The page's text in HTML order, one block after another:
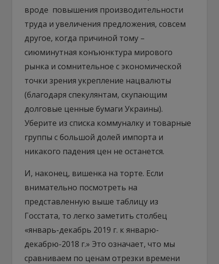
вроде повышения производительности
труда и увеличения предложения, совсем
другое, когда причиной тому –
сиюминутная конъюнктура мирового
рынка и сомнительное с экономической
точки зрения укрепление нацвалюты
(благодаря спекулянтам, скупающим
долговые ценные бумаги Украины).
Уберите из списка коммуналку и товарные
группы с большой долей импорта и
никакого падения цен не останется.
И, наконец, вишенка на торте. Если
внимательно посмотреть на
представленную выше таблицу из
Госстата, то легко заметить столбец
«январь-декабрь 2019 г. к январю-
декабрю-2018 г.» Это означает, что мы
сравниваем по ценам отрезки времени